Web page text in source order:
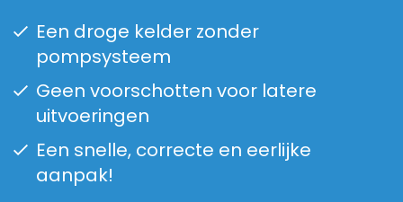
Een droge kelder zonder
pompsysteem
Geen voorschotten voor latere
uitvoeringen
Een snelle, correcte en eerlijke
aanpak!